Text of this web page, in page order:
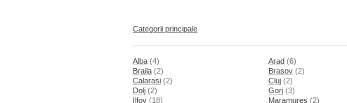
Categorii principale
Alba (4) Arad (6)
Braila (2) Brasov (2)
Calarasi (2) Cluj (2)
Dolj (2) Gorj (3)
Ilfov (18) Maramures (2)